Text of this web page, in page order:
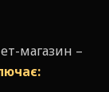
магазин –